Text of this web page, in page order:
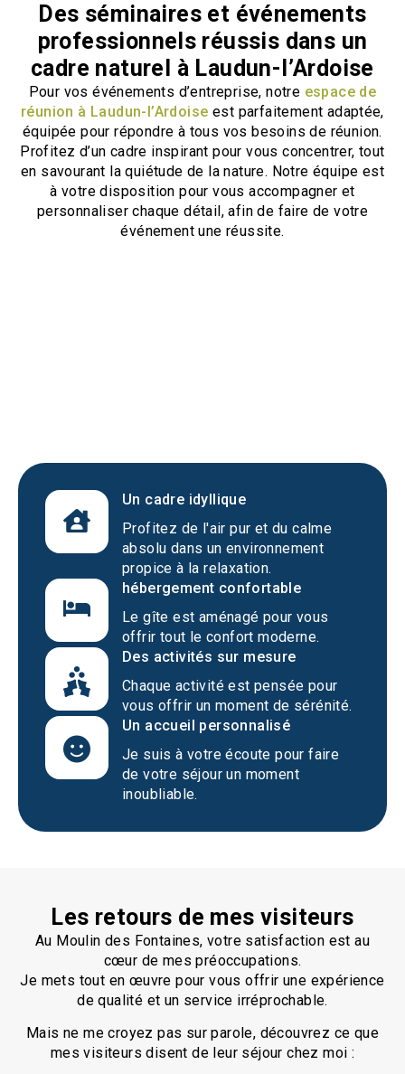
Des séminaires et événements
professionnels réussis dans un
cadre naturel à Laudun-l’Ardoise
Pour vos événements d’entreprise, notre espace de
réunion à Laudun-l’Ardoise est parfaitement adaptée,
équipée pour répondre à tous vos besoins de réunion.
Profitez d’un cadre inspirant pour vous concentrer, tout
en savourant la quiétude de la nature. Notre équipe est
à votre disposition pour vous accompagner et
personnaliser chaque détail, afin de faire de votre
événement une réussite.
Un cadre idyllique
Profitez de l'air pur et du calme
absolu dans un environnement
propice à la relaxation.
hébergement confortable
Le gîte est aménagé pour vous
offrir tout le confort moderne.
Des activités sur mesure
Chaque activité est pensée pour
vous offrir un moment de sérénité.
Un accueil personnalisé
Je suis à votre écoute pour faire
de votre séjour un moment
inoubliable.
Les retours de mes visiteurs
Au Moulin des Fontaines, votre satisfaction est au
cœur de mes préoccupations.
Je mets tout en œuvre pour vous offrir une expérience
de qualité et un service irréprochable.
Mais ne me croyez pas sur parole, découvrez ce que
mes visiteurs disent de leur séjour chez moi :